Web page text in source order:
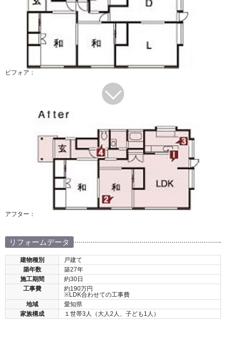
ビフォア：
アフター：
リフォームデータ
建物種別
戸建て
築年数
築27年
施工期間
約30日
工事費
約190万円
※LDK合わせての工事費
地域
愛知県
家族構成
１世帯3人（大人2人、子ども1人）